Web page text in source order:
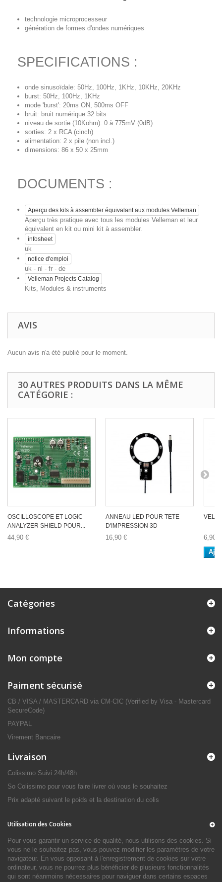
technologie microprocesseur
génération de formes d'ondes numériques
SPECIFICATIONS :
onde sinusoïdale: 50Hz, 100Hz, 1KHz, 10KHz, 20KHz
burst: 50Hz, 100Hz, 1KHz
mode 'burst': 20ms ON, 500ms OFF
bruit: bruit numérique 32 bits
niveau de sortie (10Kohm): 0 à 775mV (0dB)
sorties: 2 x RCA (cinch)
alimentation: 2 x pile (non incl.)
dimensions: 86 x 50 x 25mm
DOCUMENTS :
Aperçu des kits à assembler équivalant aux modules Velleman
Aperçu très pratique avec tous les modules Velleman et leur
équivalent en kit ou mini kit à assembler.
infosheet
uk
notice d'emploi
uk - nl - fr - de
Velleman Projects Catalog
Kits, Modules & instruments
AVIS
Aucun avis n'a été publié pour le moment.
30 AUTRES PRODUITS DANS LA MÊME
CATÉGORIE :
OSCILLOSCOPE ET LOGIC
ANALYZER SHIELD POUR...
44,90 €
ANNEAU LED POUR TETE
D'IMPRESSION 3D
16,90 €
6,90 €
Catégories
Informations
Mon compte
Paiment sécurisé
CB / VISA / MASTERCARD via CM-CIC (Verified by Visa - Mastercard
SecureCode)
PAYPAL
Virement Bancaire
Livraison
Colissimo Suivi 24h/48h
So Colissimo pour vous faire livrer où vous le souhaitez
Prix adapté suivant le poids et la destination du colis
Utilisation des Cookies
Pour vous garantir un service de qualité, nous utilisons des cookies. Si
vous ne le souhaitez pas, vous pouvez modifier les paramètres de votre
navigateur. En vous opposant à l'enregistrement de cookies sur votre
ordinateur, vous ne pourrez plus bénéficier de plusieurs fonctionnalités
qui sont néanmoins nécessaires pour naviguer dans certains espaces